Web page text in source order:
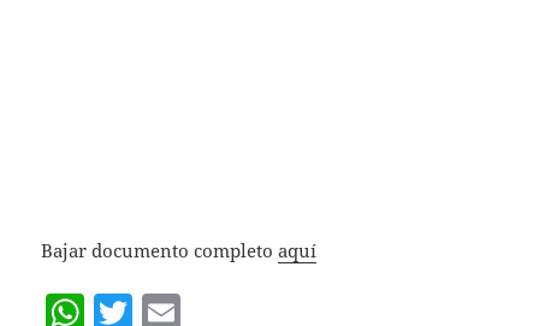
Bajar documento completoaquí
W T